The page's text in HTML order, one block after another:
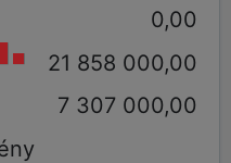
0,00
21 858 000,00
7 307 000,00